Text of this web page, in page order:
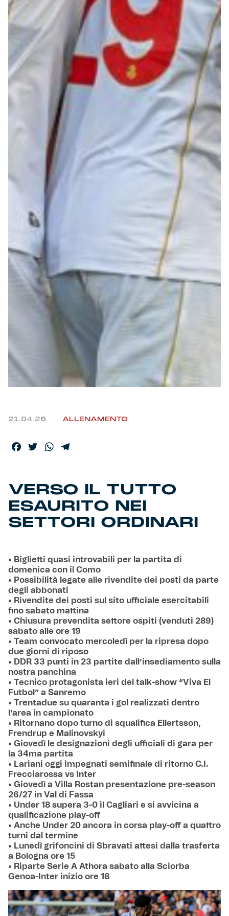
Robe di Kappa x Genoa
Vintage Collection
Red&Blue Voices
Kids
Accessori
Caffè Boasi x Genoa
Helan x Genoa
Isolani x Genoa
Gift Card Online Store
Fortissimo batte il mio cuor
21.04.26 ALLENAMENTO
Facebook
TwitterWhatsApp
VERSO IL TUTTO
ESAURITO NEI
SETTORI ORDINARI
• Biglietti quasi introvabili per la partita di
domenica con il Como
• Possibilità legate alle rivendite dei posti da parte
degli abbonati
• Rivendite dei posti sul sito ufficiale esercitabili
fino sabato mattina
• Chiusura prevendita settore ospiti (venduti 289)
sabato alle ore 19
• Team convocato mercoledì per la ripresa dopo
due giorni di riposo
• DDR 33 punti in 23 partite dall’insediamento sulla
nostra panchina
• Tecnico protagonista ieri del talk-show “Viva El
Futbol” a Sanremo
• Trentadue su quaranta i gol realizzati dentro
l’area in campionato
• Ritornano dopo turno di squalifica Ellertsson,
Frendrup e Malinovskyi
• Giovedì le designazioni degli ufficiali di gara per
la 34ma partita
• Lariani oggi impegnati semifinale di ritorno C.I.
Frecciarossa vs Inter
• Giovedì a Villa Rostan presentazione pre-season
26/27 in Val di Fassa
• Under 18 supera 3-0 il Cagliari e si avvicina a
qualificazione play-off
• Anche Under 20 ancora in corsa play-off a quattro
turni dal termine
• Lunedì grifoncini di Sbravati attesi dalla trasferta
a Bologna ore 15
• Riparte Serie A Athora sabato alla Sciorba
Genoa-Inter inizio ore 18